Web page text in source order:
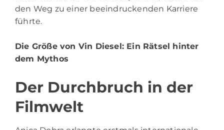
den Weg zu einer beeindruckenden Karriere
führte.
Die Größe von Vin Diesel: Ein Rätsel hinter
dem Mythos
Der Durchbruch in der
Filmwelt